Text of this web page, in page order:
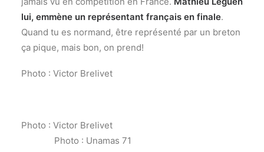
lui, emmène un représentant français en finale.
Quand tu es normand, être représenté par un breton
ça pique, mais bon, on prend!
Photo : Victor Brelivet
Photo : Victor Brelivet
Photo : Unamas 71